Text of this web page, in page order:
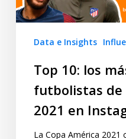
Data e Insights
Top 10: los
futbolistas de
2021 en
La Copa América 2021